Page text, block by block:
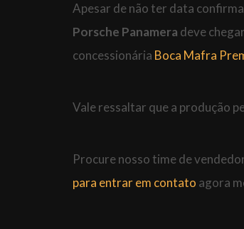
Apesar de não ter data
Porsche Panamera deve
concessionária Boca Mafra
Vale ressaltar que a produção
Procure nosso time de
para entrar em contato agora